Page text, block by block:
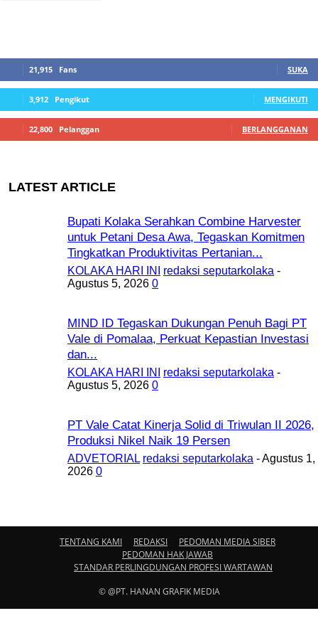
21,915 Fans SUKA
3,912 Pengikut MENGIKUTI
22,800 Pelanggan BERLANGGANAN
LATEST ARTICLE
Bupati Kolaka Serahkan Combine Harvester
untuk Petani Desa Awa, Tegaskan Komitmen
Tingkatkan Produktivitas Pertanian...
KOLAKA HARI INI redaksi seputarkolaka -
Agustus 5, 2026 0
MIND ID Tegaskan Dukungan Penuh Bagi PT
Vale di Pomalaa, Perkuat Kepastian Investasi
dan...
KOLAKA HARI INI redaksi seputarkolaka -
Agustus 5, 2026 0
PT Vale Catat Kinerja Solid di Triwulan II 2026,
Produksi Nikel Naik 19 Persen
ADVETORIAL redaksi seputarkolaka -Agustus 1,
2026 0
TENTANG KAMI REDAKSI
PEDOMAN MEDIA SIBER
PEDOMAN HAK JAWAB
STANDAR PERLINGDUNGAN PROFESI WARTAWAN
© @PT. HANAN GRAFIK MEDIA